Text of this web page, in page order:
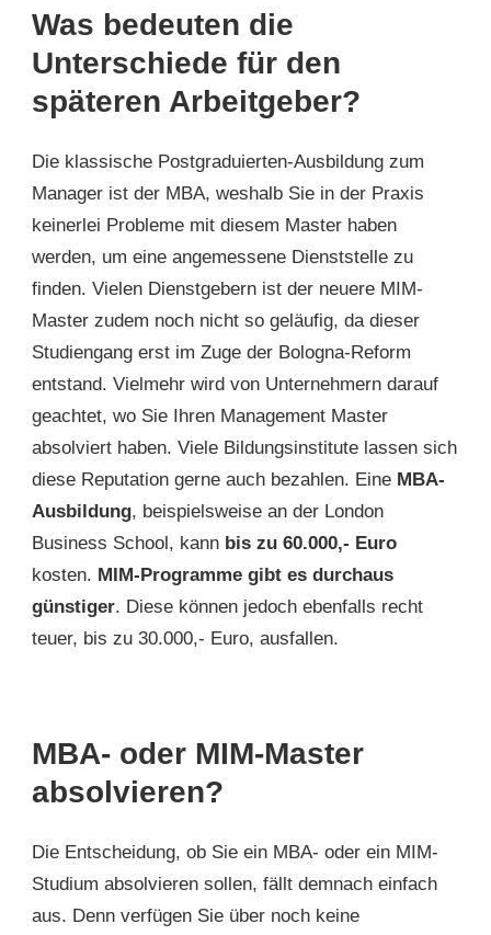
Was bedeuten die
Unterschiede für den
späteren Arbeitgeber?
Die klassische Postgraduierten-Ausbildung zum
Manager ist der MBA, weshalb Sie in der Praxis
keinerlei Probleme mit diesem Master haben
werden, um eine angemessene Dienststelle zu
finden. Vielen Dienstgebern ist der neuere MIM-
Master zudem noch nicht so geläufig, da dieser
Studiengang erst im Zuge der Bologna-Reform
entstand. Vielmehr wird von Unternehmern darauf
geachtet, wo Sie Ihren Management Master
absolviert haben. Viele Bildungsinstitute lassen sich
diese Reputation gerne auch bezahlen. Eine MBA-
Ausbildung, beispielsweise an der London
Business School, kann bis zu 60.000,- Euro
kosten. MIM-Programme gibt es durchaus
günstiger. Diese können jedoch ebenfalls recht
teuer, bis zu 30.000,- Euro, ausfallen.
MBA- oder MIM-Master
absolvieren?
Die Entscheidung, ob Sie ein MBA- oder ein MIM-
Studium absolvieren sollen, fällt demnach einfach
aus. Denn verfügen Sie über noch keine